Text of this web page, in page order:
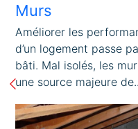
Murs
Améliorer les
d’un logement passe
bâti. Mal isolés, les
une source majeure